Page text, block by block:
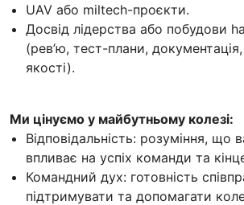
UAV або miltech-проєкти.
Досвід лідерства або побудови
(рев’ю, тест-плани,
якості).
Ми цінуємо у майбутньому колезі:
Відповідальність: розуміння, що
впливає на успіх команди та
Командний дух: готовність
підтримувати та допомагати